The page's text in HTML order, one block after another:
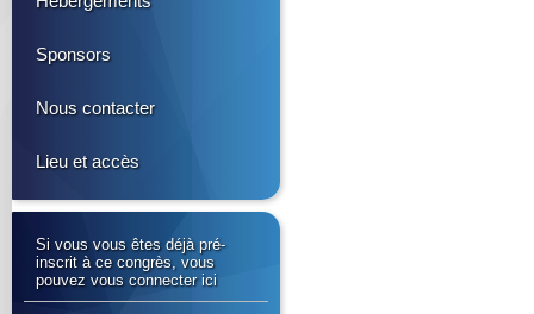
Sponsors
Nous contacter
Lieu et accès
Si vous vous êtes déjà pré-
inscrit à ce congrès, vous
pouvez vous connecter ici